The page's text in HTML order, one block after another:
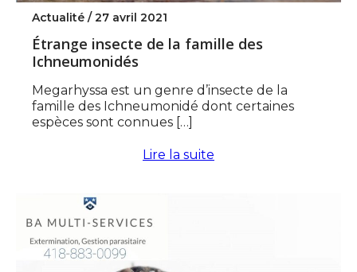
Actualité /27 avril 2021
Étrange insecte de la famille des
Ichneumonidés
Megarhyssa est un genre d’insecte de la
famille des Ichneumonidé dont certaines
espèces sont connues […]
Lire la suite